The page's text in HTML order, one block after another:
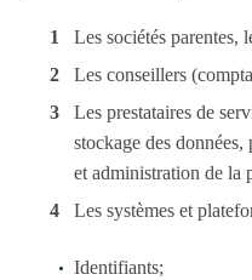
Les sociétés parentes,
Les conseillers
Les prestataires de
stockage des
et administration de la
Les systèmes et
Identifiants;